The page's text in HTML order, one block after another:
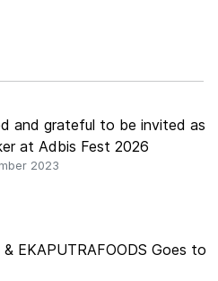
and grateful to be invited as
at Adbis Fest 2026
2023
& EKAPUTRAFOODS Goes to